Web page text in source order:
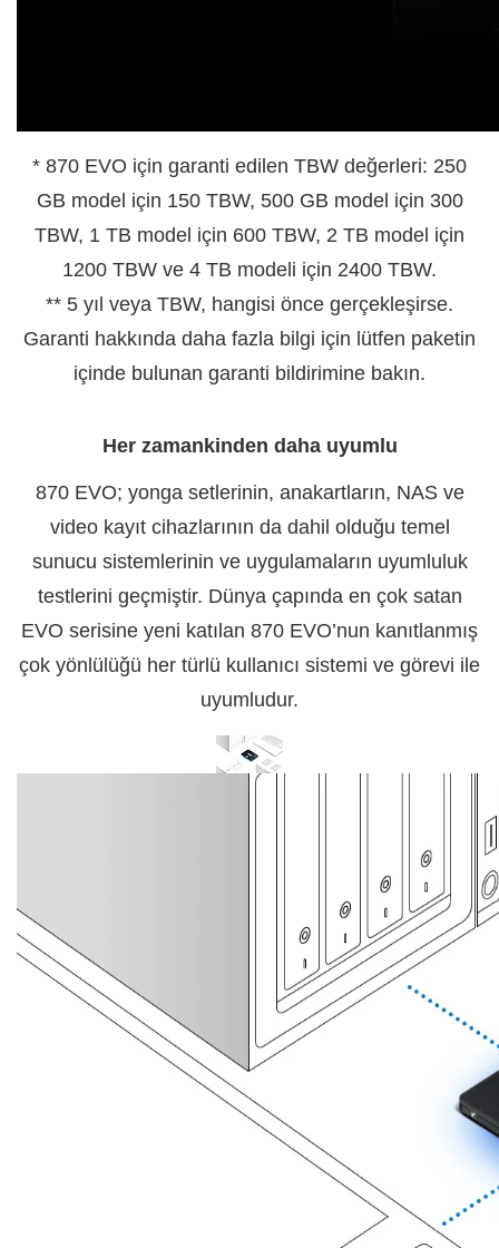
* 870 EVO için garanti edilen TBW değerleri: 250
GB model için 150 TBW, 500 GB model için 300
TBW, 1 TB model için 600 TBW, 2 TB model için
1200 TBW ve 4 TB modeli için 2400 TBW.
** 5 yıl veya TBW, hangisi önce gerçekleşirse.
Garanti hakkında daha fazla bilgi için lütfen paketin
içinde bulunan garanti bildirimine bakın.
Her zamankinden daha uyumlu
870 EVO; yonga setlerinin, anakartların, NAS ve
video kayıt cihazlarının da dahil olduğu temel
sunucu sistemlerinin ve uygulamaların uyumluluk
testlerini geçmiştir. Dünya çapında en çok satan
EVO serisine yeni katılan 870 EVO’nun kanıtlanmış
çok yönlülüğü her türlü kullanıcı sistemi ve görevi ile
uyumludur.